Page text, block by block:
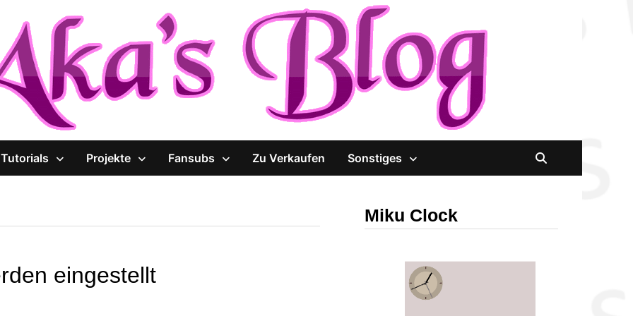
Tutorials Projekte Fansubs Zu Verkaufen Sonstiges
eingestellt
Miku Clock